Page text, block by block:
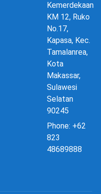
Kemerdekaan
KM 12, Ruko
No.17,
Kapasa, Kec.
Tamalanrea,
Kota
Makassar,
Sulawesi
Selatan
90245
Phone: +62
823
48689888